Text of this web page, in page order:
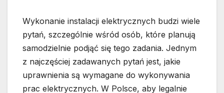
Wykonanie instalacji elektrycznych budzi wiele
pytań, szczególnie wśród osób, które planują
samodzielnie podjąć się tego zadania. Jednym
z najczęściej zadawanych pytań jest, jakie
uprawnienia są wymagane do wykonywania
prac elektrycznych. W Polsce, aby legalnie